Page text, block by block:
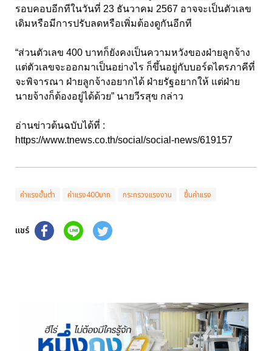
รอบคอบอีกทีในวันที่ 23 ธันวาคม 2567 อาจจะเป็นตัวเลข
เดิมหรือมีการปรับลดหรือเพิ่มต้องดูกันอีกที
“ส่วนตัวเลข 400 บาทก็ยังคงเป็นความหวังของฝ่ายลูกจ้าง
แต่ตัวเลขจะออกมาเป็นอย่างไร ก็ขึ้นอยู่กับบอร์ดไตรภาคีที่
จะพิจารณา ฝ่ายลูกจ้างอยากได้ ฝ่ายรัฐอยากให้ แต่ฝ่าย
นายจ้างก็ต้องอยู่ได้ด้วย” นายวีรสุข กล่าว
อ่านข่าวต้นฉบับได้ที่ :
https://www.tnews.co.th/social/social-news/619157
ค่าแรงขั้นต่ำ ค่าแรง400บาท กระทรวงแรงงาน ขึ้นค่าแรง
แชร์